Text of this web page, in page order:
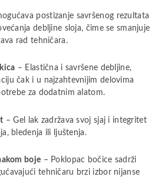
postizanje savršenog rezultata
debljine sloja, čime se smanjuje
rad tehničara.
– Elastična i savršene debljine,
čak i u najzahtevnijim delovima
za dodatnim alatom.
– Gel lak zadržava svoj sjaj i integritet
bledenja ili ljuštenja.
boje – Poklopac bočice sadrži
tehničaru brzi izbor nijanse